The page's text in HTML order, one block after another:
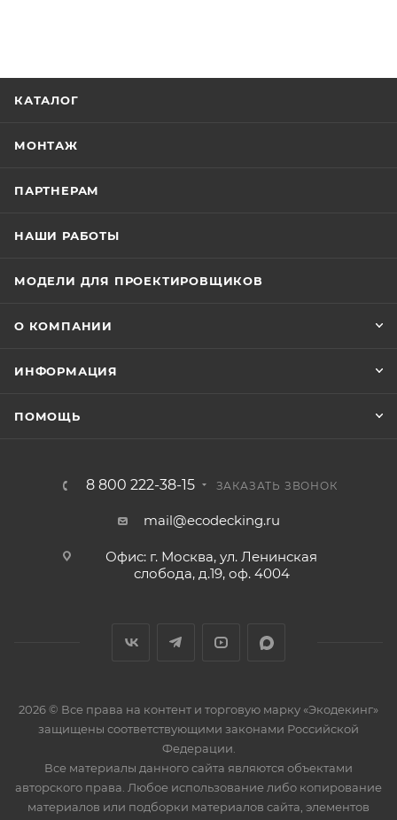
КАТАЛОГ
МОНТАЖ
ПАРТНЕРАМ
НАШИ РАБОТЫ
МОДЕЛИ ДЛЯ ПРОЕКТИРОВЩИКОВ
О КОМПАНИИ
ИНФОРМАЦИЯ
ПОМОЩЬ
8 800 222-38-15 ЗАКАЗАТЬ ЗВОНОК
mail@ecodecking.ru
Офис: г. Москва, ул. Ленинская
слобода, д.19, оф. 4004
2026 © Все права на контент и торговую марку «Экодекинг»
защищены соответствующими законами Российской
Федерации.
Все материалы данного сайта являются объектами
авторского права. Любое использование либо копирование
материалов или подборки материалов сайта, элементов